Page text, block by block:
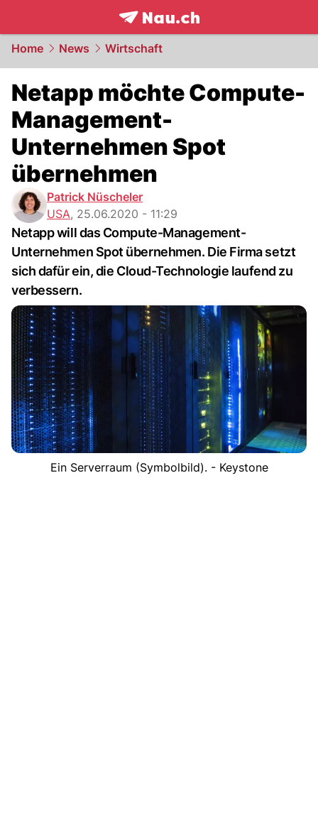
frontpage.NAU.ch
Home News Wirtschaft
Netapp möchte Compute-
Management-
Unternehmen Spot
übernehmen
Patrick Nüscheler
USA, 25.06.2020 - 11:29
Netapp will das Compute-Management-
Unternehmen Spot übernehmen. Die Firma setzt
sich dafür ein, die Cloud-Technologie laufend zu
verbessern.
Ein Serverraum (Symbolbild). - Keystone